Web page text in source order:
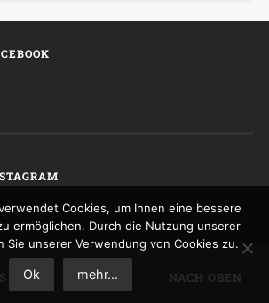
NACH OBEN ↑
Cookies, um Ihnen eine bessere
ermöglichen. Durch die Nutzung unserer
Sie unserer Verwendung von Cookies zu.
Ok mehr...